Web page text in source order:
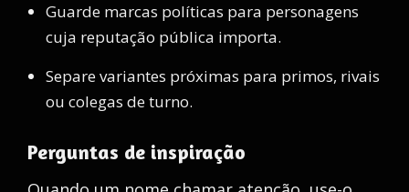
Guarde marcas políticas para personagens
cuja reputação pública importa.
Separe variantes próximas para primos, rivais
ou colegas de turno.
Perguntas de inspiração